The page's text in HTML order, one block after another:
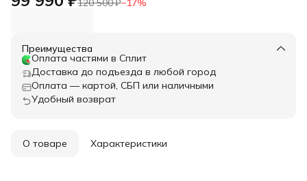
120 500 ₽−17%
Преимущества
Оплата частями в Сплит
Доставка до подъезда в любой город
Оплата — картой, СБП или наличными
Удобный возврат
О товаре Характеристики